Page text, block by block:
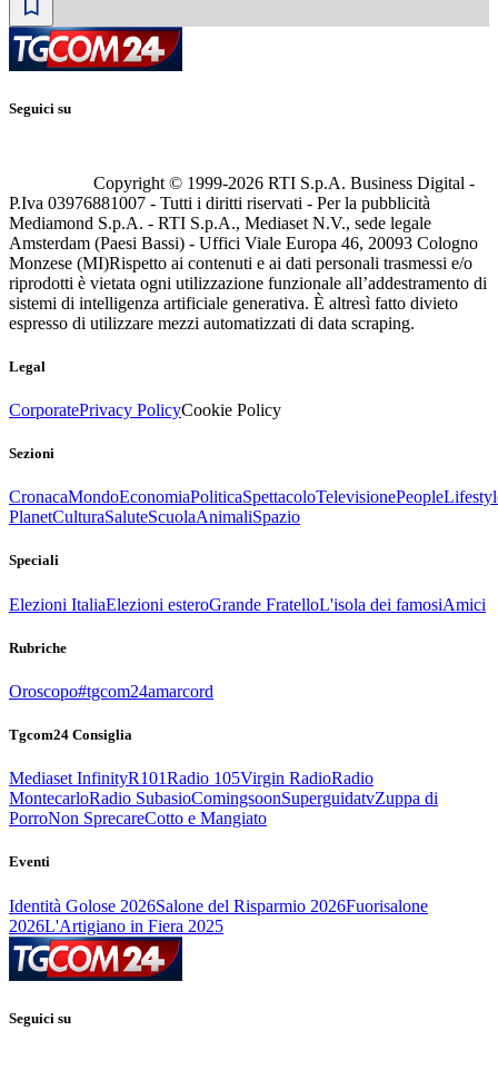
Seguici su
Copyright © 1999-2026 RTI S.p.A. Business Digital -
P.Iva 03976881007 - Tutti i diritti riservati - Per la pubblicità
Mediamond S.p.A. - RTI S.p.A., Mediaset N.V., sede legale
Amsterdam (Paesi Bassi) - Uffici Viale Europa 46, 20093 Cologno
Monzese (MI)Rispetto ai contenuti e ai dati personali trasmessi e/o
riprodotti è vietata ogni utilizzazione funzionale all’addestramento di
sistemi di intelligenza artificiale generativa. È altresì fatto divieto
espresso di utilizzare mezzi automatizzati di data scraping.
Legal
CorporatePrivacy PolicyCookie Policy
Sezioni
CronacaMondoEconomiaPoliticaSpettacoloTelevisionePeople
PlanetCulturaSaluteScuolaAnimaliSpazio
Speciali
Elezioni ItaliaElezioni esteroGrande FratelloL'isola dei famosiAmici
Rubriche
Oroscopo#tgcom24amarcord
Tgcom24 Consiglia
Mediaset InfinityR101Radio 105Virgin RadioRadio
MontecarloRadio SubasioComingsoonSuperguidatvZuppa di
PorroNon SprecareCotto e Mangiato
Eventi
Identità Golose 2026Salone del Risparmio 2026Fuorisalone
2026L'Artigiano in Fiera 2025
Seguici su